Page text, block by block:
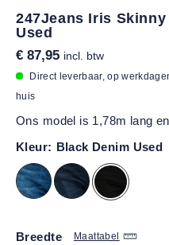
247Jeans Iris
Used
€ 87,95 incl. btw
Direct leverbaar, op
huis
Ons model is 1,78m lang
Kleur: Black Denim Used
Maattabel
Breedte